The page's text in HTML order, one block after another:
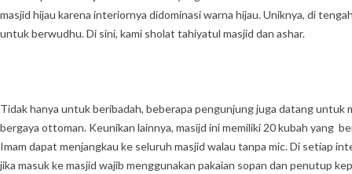
masjid hijau karena interiornya didominasi warna hijau. Uniknya, di
untuk berwudhu. Di sini, kami sholat tahiyatul masjid dan ashar.
Tidak hanya untuk beribadah, beberapa pengunjung juga datang
bergaya ottoman. Keunikan lainnya, masijd ini memiliki 20 kubah yang
Imam dapat menjangkau ke seluruh masjid walau tanpa mic. Di setiap
jika masuk ke masjid wajib menggunakan pakaian sopan dan penutup